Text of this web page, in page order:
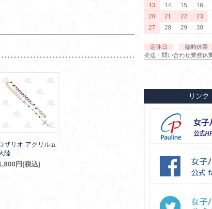
ザリオ アクリル五
陸
円(税込)
13
14 15 16
20
21 22 23
27
28 29 30
定休日
臨時休業
発送・問い合わせ業務休